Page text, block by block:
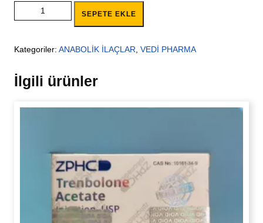
VEDİ PHARMA DECA P. (NPP) adet
SEPETE EKLE
Kategoriler: ANABOLİK İLAÇLAR VEDİ PHARMA
İlgili ürünler